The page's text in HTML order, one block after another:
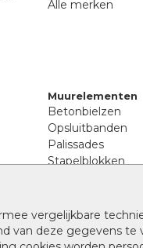
vergelijkbare
van deze gegevens
Alle merken
Muurelementen
Betonbielzen
Opsluitbanden
Palissades
Stapelblokken
Afwatering en
Beplantings en
Split, grind en